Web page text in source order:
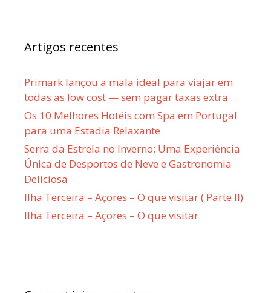
Artigos recentes
Primark lançou a mala ideal para viajar em
todas as low cost — sem pagar taxas extra
Os 10 Melhores Hotéis com Spa em Portugal
para uma Estadia Relaxante
Serra da Estrela no Inverno: Uma Experiência
Única de Desportos de Neve e Gastronomia
Deliciosa
Ilha Terceira – Açores – O que visitar ( Parte II)
Ilha Terceira – Açores – O que visitar